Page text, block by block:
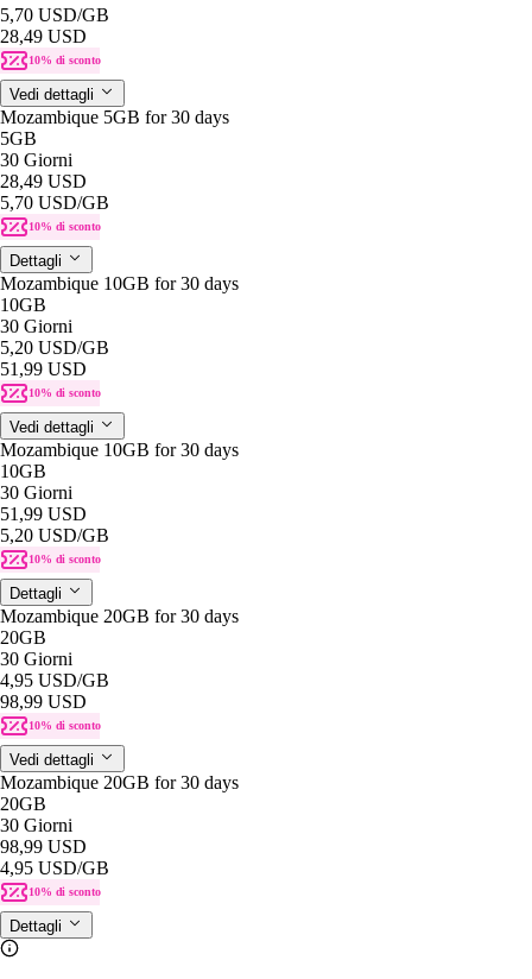
5,70 USD/GB
28,49 USD
10% di sconto
Vedi dettagli
Mozambique 5GB for 30 days
5GB
30 Giorni
28,49 USD
5,70 USD/GB
10% di sconto
Dettagli
Mozambique 10GB for 30 days
10GB
30 Giorni
5,20 USD/GB
51,99 USD
10% di sconto
Vedi dettagli
Mozambique 10GB for 30 days
10GB
30 Giorni
51,99 USD
5,20 USD/GB
10% di sconto
Dettagli
Mozambique 20GB for 30 days
20GB
30 Giorni
4,95 USD/GB
98,99 USD
10% di sconto
Vedi dettagli
Mozambique 20GB for 30 days
20GB
30 Giorni
98,99 USD
4,95 USD/GB
10% di sconto
Dettagli